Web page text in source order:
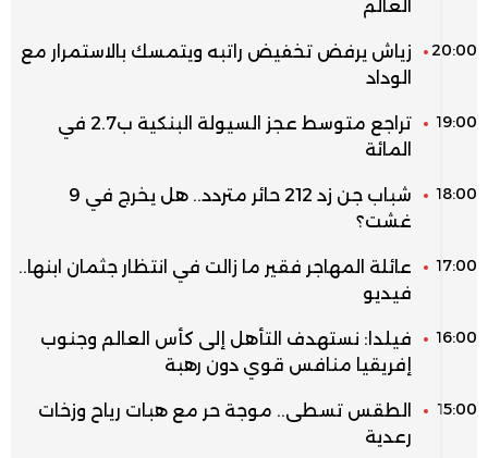
العالم
20:00
زياش يرفض تخفيض راتبه ويتمسك بالاستمرار مع
الوداد
19:00
تراجع متوسط عجز السيولة البنكية ب2.7 في
المائة
18:00
شباب جن زد 212 حائر متردد.. هل يخرج في 9
غشت؟
17:00
عائلة المهاجر فقير ما زالت في انتظار جثمان ابنها..
فيديو
16:00
فيلدا: نستهدف التأهل إلى كأس العالم وجنوب
إفريقيا منافس قوي دون رهبة
15:00
الطقس تسطى.. موجة حر مع هبات رياح وزخات
رعدية